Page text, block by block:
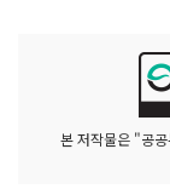
본 저작물은 "공